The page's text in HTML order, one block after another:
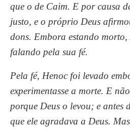
que o de Caim. E por causa
justo, e o próprio Deus
dons. Embora estando
falando pela sua fé.
Pela fé, Henoc foi levado
experimentasse a morte. E
porque Deus o levou; e antes
que ele agradava a Deus.